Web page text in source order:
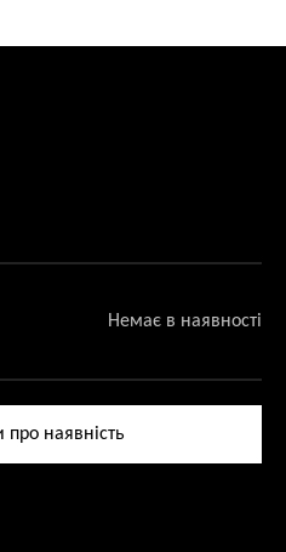
Немає в наявності
про наявність